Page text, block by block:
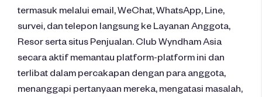
termasuk melalui email, WeChat, WhatsApp, Line,
survei, dan telepon langsung ke Layanan Anggota,
Resor serta situs Penjualan. Club Wyndham Asia
secara aktif memantau platform-platform ini dan
terlibat dalam percakapan dengan para anggota,
menanggapi pertanyaan mereka, mengatasi masalah,